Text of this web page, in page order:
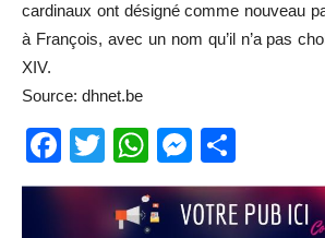
cardinaux ont désigné comme nouveau
à François, avec un nom qu’il n’a pas
XIV.
Source: dhnet.be
Facebook
TwitterWhatsApp